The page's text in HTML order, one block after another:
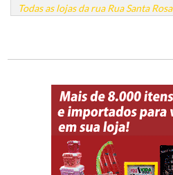
Todas as lojas da rua Rua Santa Rosa